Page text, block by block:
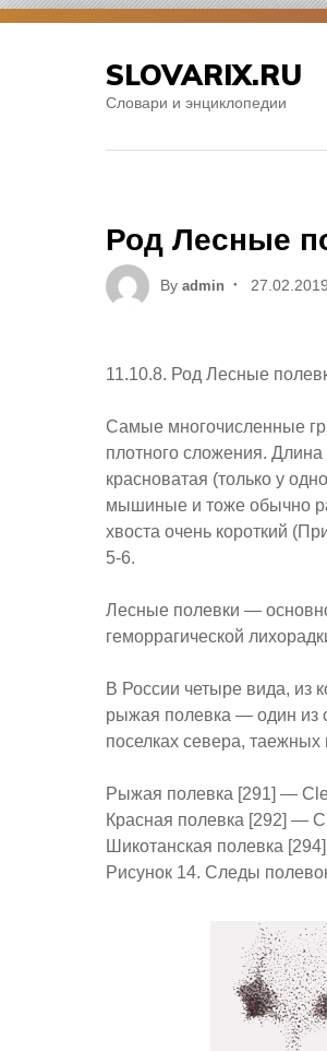
Skip
SLOVARIX.RU
Словари и энциклопедии
Род Лесные
By admin
Posted
27.02.2019
11.10.8. Род Лесные
Самые многочисленные
плотного сложения.
красноватая (только у
мышиные и тоже обычно
хвоста очень короткий
5-6.
Лесные полевки —
геморрагической
В России четыре вида, из
рыжая полевка — один из
поселках севера,
Рыжая полевка [291] —
Красная полевка [292] —
Шикотанская полевка
Рисунок 14. Следы